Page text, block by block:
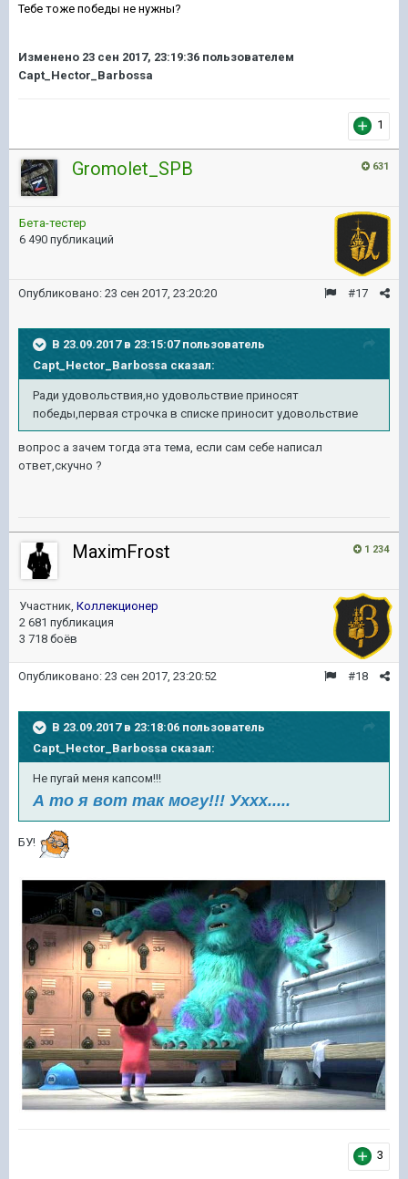
Тебе тоже победы не нужны?
Изменено 23 сен 2017, 23:19:36 пользователем
Capt_Hector_Barbossa
1
631
Gromolet_SPB
Бета-тестер
6 490 публикаций
#17
Опубликовано: 23 сен 2017, 23:20:20
В 23.09.2017 в 23:15:07 пользователь
Capt_Hector_Barbossa сказал:
Ради удовольствия,но удовольствие приносят
победы,первая строчка в списке приносит удовольствие
вопрос а зачем тогда эта тема, если сам себе написал
ответ,скучно ?
1 234
MaximFrost
Участник, Коллекционер
2 681 публикация
3 718 боёв
#18
Опубликовано: 23 сен 2017, 23:20:52
В 23.09.2017 в 23:18:06 пользователь
Capt_Hector_Barbossa сказал:
Не пугай меня капсом!!!
А то я вот так могу!!! Уххх.....
БУ!
3